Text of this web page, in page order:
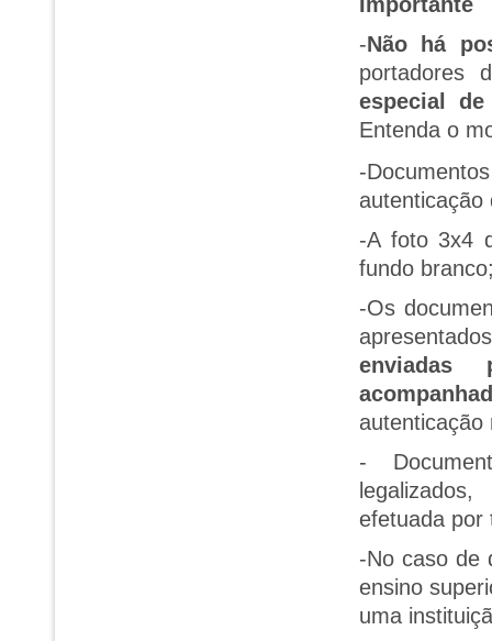
-Não há
portadores
especial
Entenda o
-
autenticação
-A foto 3x4
fundo
-Os
enviadas
autenticação
-
efetuada por
-No caso de
ensino
uma